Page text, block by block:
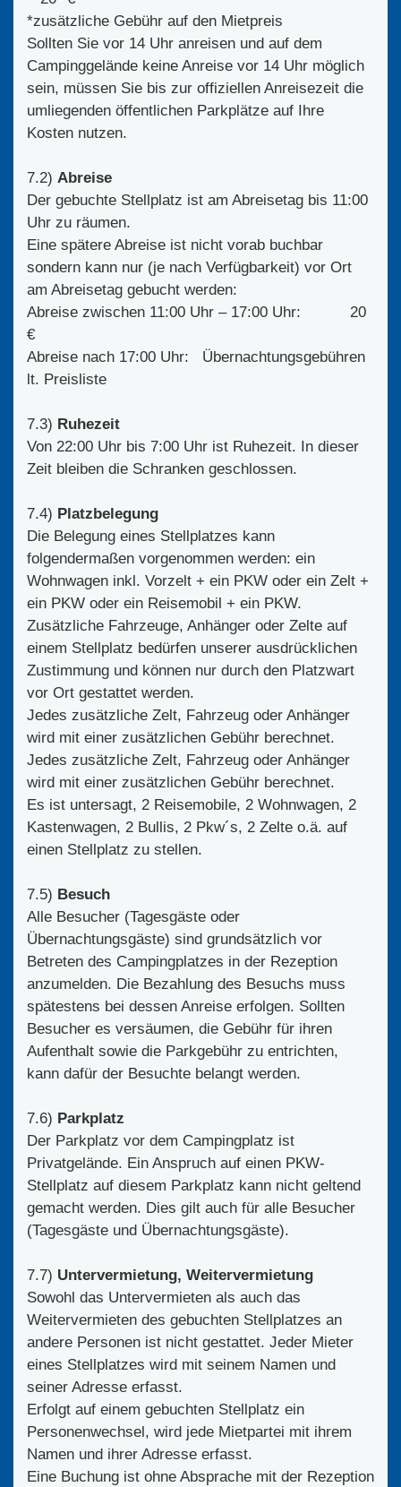
*zusätzliche Gebühr auf den Mietpreis
Sollten Sie vor 14 Uhr anreisen und auf dem
Campinggelände keine Anreise vor 14 Uhr möglich
sein, müssen Sie bis zur offiziellen Anreisezeit die
umliegenden öffentlichen Parkplätze auf Ihre
Kosten nutzen.
7.2) Abreise
Der gebuchte Stellplatz ist am Abreisetag bis 11:00
Uhr zu räumen.
Eine spätere Abreise ist nicht vorab buchbar
sondern kann nur (je nach Verfügbarkeit) vor Ort
am Abreisetag gebucht werden:
Abreise zwischen 11:00 Uhr – 17:00 Uhr: 20
€
Abreise nach 17:00 Uhr: Übernachtungsgebühren
lt. Preisliste
7.3) Ruhezeit
Von 22:00 Uhr bis 7:00 Uhr ist Ruhezeit. In dieser
Zeit bleiben die Schranken geschlossen.
7.4) Platzbelegung
Die Belegung eines Stellplatzes kann
folgendermaßen vorgenommen werden: ein
Wohnwagen inkl. Vorzelt + ein PKW oder ein Zelt +
ein PKW oder ein Reisemobil + ein PKW.
Zusätzliche Fahrzeuge, Anhänger oder Zelte auf
einem Stellplatz bedürfen unserer ausdrücklichen
Zustimmung und können nur durch den Platzwart
vor Ort gestattet werden.
Jedes zusätzliche Zelt, Fahrzeug oder Anhänger
wird mit einer zusätzlichen Gebühr berechnet.
Jedes zusätzliche Zelt, Fahrzeug oder Anhänger
wird mit einer zusätzlichen Gebühr berechnet.
Es ist untersagt, 2 Reisemobile, 2 Wohnwagen, 2
Kastenwagen, 2 Bullis, 2 Pkw´s, 2 Zelte o.ä. auf
einen Stellplatz zu stellen.
7.5) Besuch
Alle Besucher (Tagesgäste oder
Übernachtungsgäste) sind grundsätzlich vor
Betreten des Campingplatzes in der Rezeption
anzumelden. Die Bezahlung des Besuchs muss
spätestens bei dessen Anreise erfolgen. Sollten
Besucher es versäumen, die Gebühr für ihren
Aufenthalt sowie die Parkgebühr zu entrichten,
kann dafür der Besuchte belangt werden.
7.6) Parkplatz
Der Parkplatz vor dem Campingplatz ist
Privatgelände. Ein Anspruch auf einen PKW-
Stellplatz auf diesem Parkplatz kann nicht geltend
gemacht werden. Dies gilt auch für alle Besucher
(Tagesgäste und Übernachtungsgäste).
7.7) Untervermietung, Weitervermietung
Sowohl das Untervermieten als auch das
Weitervermieten des gebuchten Stellplatzes an
andere Personen ist nicht gestattet. Jeder Mieter
eines Stellplatzes wird mit seinem Namen und
seiner Adresse erfasst.
Erfolgt auf einem gebuchten Stellplatz ein
Personenwechsel, wird jede Mietpartei mit ihrem
Namen und ihrer Adresse erfasst.
Eine Buchung ist ohne Absprache mit der Rezeption